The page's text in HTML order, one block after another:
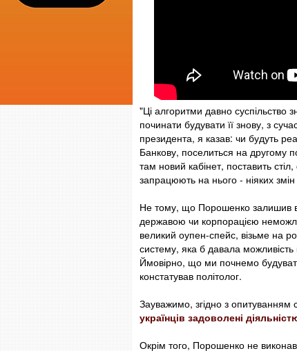
"Ці алгоритми давно
починати будувати її знову, з
президента, я казав: чи будуть
Банкову, поселиться на другому
там новий кабінет, поставить
запрацюють на нього - ніяких
Не тому, що Порошенко залишив
державою чи корпорацією
великий оупен-спейс, візьме на
систему, яка б давала можливість
Ймовірно, що ми почнемо
констатував політолог.
Зауважимо, згідно з опитуванням
українців задоволені
Окрім того, Порошенко не